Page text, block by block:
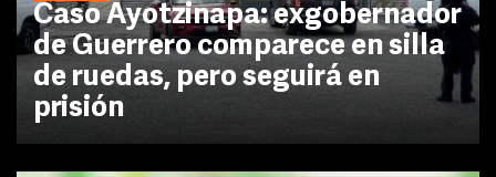
Caso Ayotzinapa: exgobernador
de Guerrero comparece en silla
de ruedas, pero seguirá en
prisión